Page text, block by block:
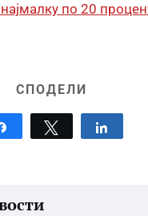
по 20
СПОДЕЛИ
Tweet